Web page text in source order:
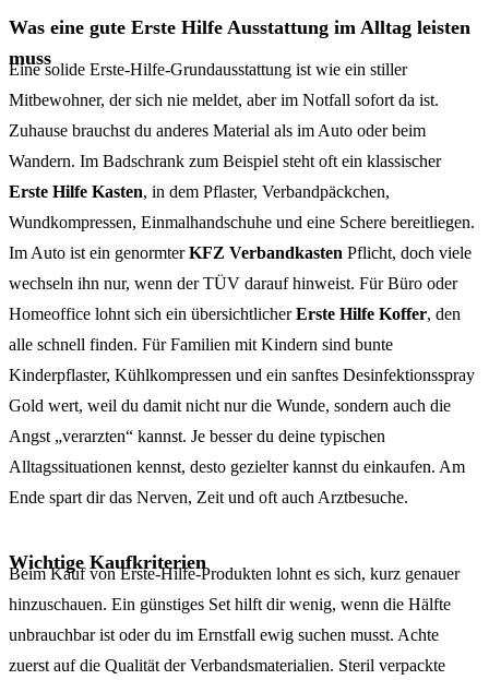
Was eine gute Erste Hilfe Ausstattung im Alltag leisten
muss
Eine solide Erste-Hilfe-Grundausstattung ist wie ein stiller
Mitbewohner, der sich nie meldet, aber im Notfall sofort da ist.
Zuhause brauchst du anderes Material als im Auto oder beim
Wandern. Im Badschrank zum Beispiel steht oft ein klassischer
Erste Hilfe Kasten, in dem Pflaster, Verbandpäckchen,
Wundkompressen, Einmalhandschuhe und eine Schere bereitliegen.
Im Auto ist ein genormterKFZ Verbandkasten Pflicht, doch viele
wechseln ihn nur, wenn der TÜV darauf hinweist. Für Büro oder
Homeoffice lohnt sich ein übersichtlicherErste Hilfe Koffer, den
alle schnell finden. Für Familien mit Kindern sind bunte
Kinderpflaster, Kühlkompressen und ein sanftes Desinfektionsspray
Gold wert, weil du damit nicht nur die Wunde, sondern auch die
Angst „verarzten“ kannst. Je besser du deine typischen
Alltagssituationen kennst, desto gezielter kannst du einkaufen. Am
Ende spart dir das Nerven, Zeit und oft auch Arztbesuche.
Wichtige Kaufkriterien
Beim Kauf von Erste-Hilfe-Produkten lohnt es sich, kurz genauer
hinzuschauen. Ein günstiges Set hilft dir wenig, wenn die Hälfte
unbrauchbar ist oder du im Ernstfall ewig suchen musst. Achte
zuerst auf die Qualität der Verbandsmaterialien. Steril verpackte